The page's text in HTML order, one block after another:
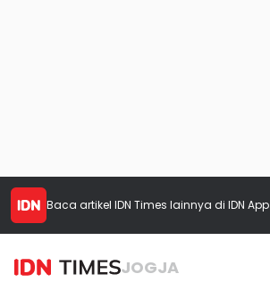
Baca artikel IDN Times lainnya di IDN App
JOGJA